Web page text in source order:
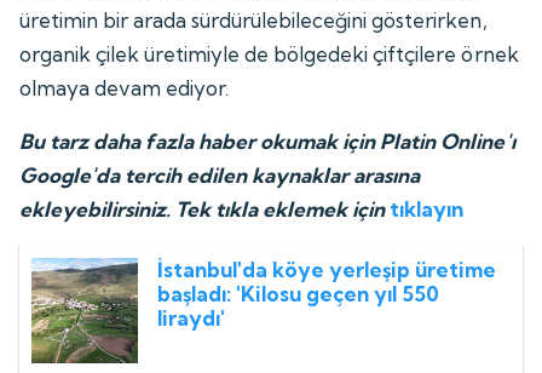
üretimin bir arada sürdürülebileceğini gösterirken,
organik çilek üretimiyle de bölgedeki çiftçilere örnek
olmaya devam ediyor.
Bu tarz daha fazla haber okumak için Platin Online'ı
Google'da tercih edilen kaynaklar arasına
ekleyebilirsiniz. Tek tıkla eklemek içintıklayın
İstanbul'da köye yerleşip üretime
başladı: 'Kilosu geçen yıl 550
liraydı'